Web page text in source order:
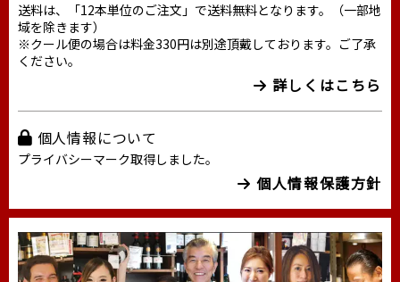
送料は、「12本単位のご注文」で送料無料となります。（一部地
域を除きます）
※クール便の場合は料金330円は別途頂戴しております。ご了承
ください。
詳しくはこちら
個人情報について
プライバシーマーク取得しました。
個人情報保護方針